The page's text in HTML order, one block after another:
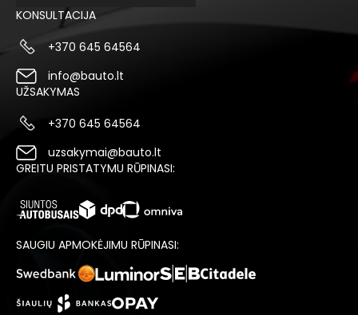
KONSULTACIJA
+370 645 64564
info@bauto.lt
UŽSAKYMAS
+370 645 64564
uzsakymai@bauto.lt
GREITU PRISTATYMU RŪPINASI:
SAUGIU APMOKĖJIMU RŪPINASI: